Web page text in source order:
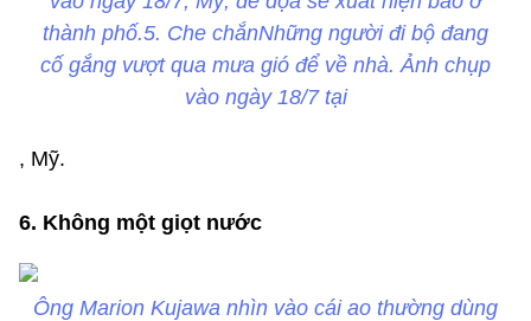
thành phố.5. Che chắnNhững người đi bộ đang
cố gắng vượt qua mưa gió để về nhà. Ảnh chụp
vào ngày 18/7 tại
, Mỹ.
6. Không một giọt nước
Ông Marion Kujawa nhìn vào cái ao thường dùng